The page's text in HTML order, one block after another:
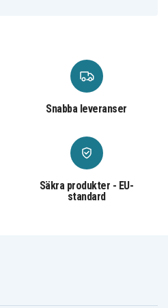
Snabba leveranser
Säkra produkter - EU-
standard